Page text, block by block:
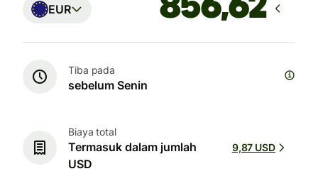
EUR
Tiba pada
sebelum Senin
Biaya total
Termasuk dalam jumlah
USD
9,87 USD